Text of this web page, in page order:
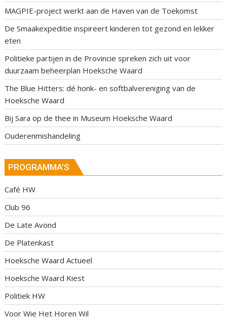
MAGPIE-project werkt aan de Haven van de Toekomst
De Smaakexpeditie inspireert kinderen tot gezond en lekker
eten
Politieke partijen in de Provincie spreken zich uit voor
duurzaam beheerplan Hoeksche Waard
The Blue Hitters: dé honk- en softbalvereniging van de
Hoeksche Waard
Bij Sara op de thee in Museum Hoeksche Waard
Ouderenmishandeling
PROGRAMMA’S
Café HW
Club 96
De Late Avond
De Platenkast
Hoeksche Waard Actueel
Hoeksche Waard Kiest
Politiek HW
Voor Wie Het Horen Wil